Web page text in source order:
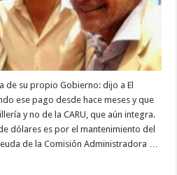
de su propio Gobierno: dijo a El
ese pago desde hace meses y que
y no de la CARU, que aún integra.
dólares es por el mantenimiento del
de la Comisión Administradora …